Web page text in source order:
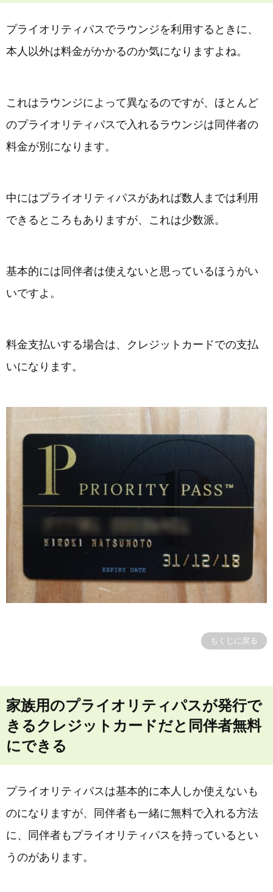
プライオリティパスでラウンジを利用するときに、
本人以外は料金がかかるのか気になりますよね。
これはラウンジによって異なるのですが、ほとんど
のプライオリティパスで入れるラウンジは同伴者の
料金が別になります。
中にはプライオリティパスがあれば数人までは利用
できるところもありますが、これは少数派。
基本的には同伴者は使えないと思っているほうがい
いですよ。
料金支払いする場合は、クレジットカードでの支払
いになります。
もくじに戻る
家族用のプライオリティパスが発行で
きるクレジットカードだと同伴者無料
にできる
プライオリティパスは基本的に本人しか使えないも
のになりますが、同伴者も一緒に無料で入れる方法
に、同伴者もプライオリティパスを持っているとい
うのがあります。